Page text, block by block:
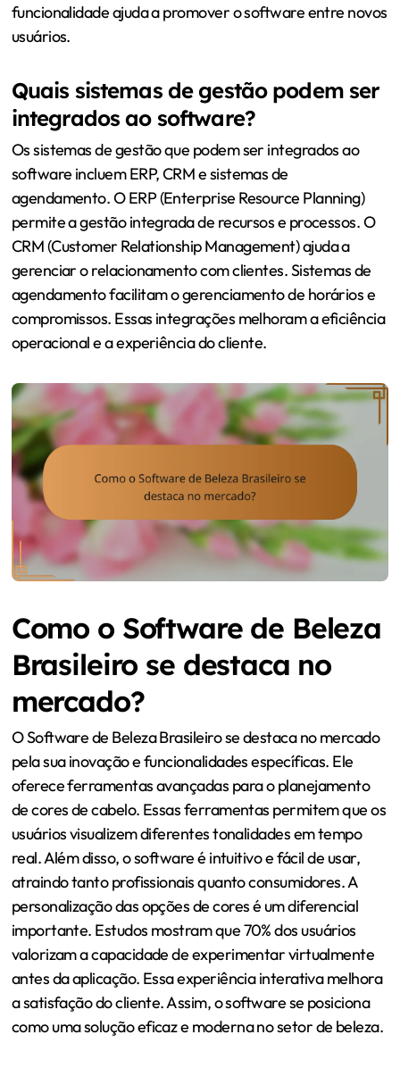
funcionalidade ajuda a promover o software entre novos
usuários.
Quais sistemas de gestão podem ser
integrados ao software?
Os sistemas de gestão que podem ser integrados ao
software incluem ERP, CRM e sistemas de
agendamento. O ERP (Enterprise Resource Planning)
permite a gestão integrada de recursos e processos. O
CRM (Customer Relationship Management) ajuda a
gerenciar o relacionamento com clientes. Sistemas de
agendamento facilitam o gerenciamento de horários e
compromissos. Essas integrações melhoram a eficiência
operacional e a experiência do cliente.
Como o Software de Beleza
Brasileiro se destaca no
mercado?
O Software de Beleza Brasileiro se destaca no mercado
pela sua inovação e funcionalidades específicas. Ele
oferece ferramentas avançadas para o planejamento
de cores de cabelo. Essas ferramentas permitem que os
usuários visualizem diferentes tonalidades em tempo
real. Além disso, o software é intuitivo e fácil de usar,
atraindo tanto profissionais quanto consumidores. A
personalização das opções de cores é um diferencial
importante. Estudos mostram que 70% dos usuários
valorizam a capacidade de experimentar virtualmente
antes da aplicação. Essa experiência interativa melhora
a satisfação do cliente. Assim, o software se posiciona
como uma solução eficaz e moderna no setor de beleza.